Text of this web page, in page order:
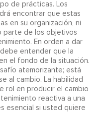
de prácticas. Los
encontrar que estas
en su organización, ni
parte de los objetivos
En orden a dar
entender que la
el fondo de la situación.
atemorizante; está
al cambio. La habilidad
rol en producir el cambio
reactiva a una
esencial si usted quiere